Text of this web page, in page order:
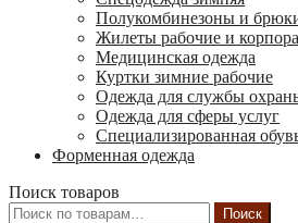
Полукомбинезоны и
Жилеты рабочие и
Медицинская одежда
Куртки зимние рабочие
Одежда для службы
Одежда для сферы услуг
Специализированная
Форменная одежда
Поиск товаров
Искать:
Поиск